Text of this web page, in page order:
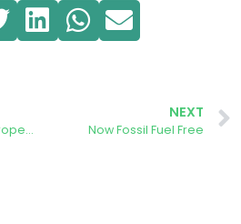
Presentation at the European Citizen Science Conference in Berlin, 6 October 2022
NEXT
Now Fossil Fuel Free